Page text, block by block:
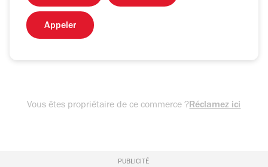
Appeler
Vous êtes propriétaire de ce commerce ?Réclamez ici
PUBLICITÉ